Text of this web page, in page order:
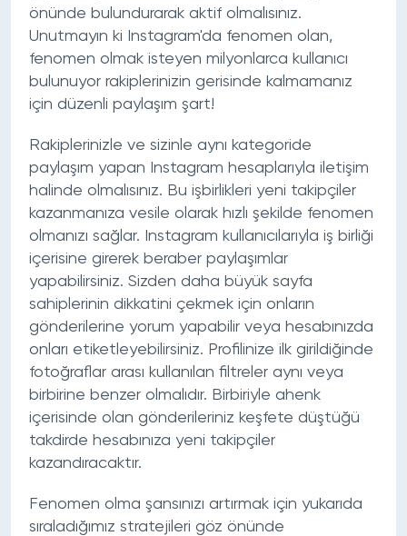
önünde bulundurarak aktif olmalısınız.
Unutmayın ki Instagram'da fenomen olan,
fenomen olmak isteyen milyonlarca kullanıcı
bulunuyor rakiplerinizin gerisinde kalmamanız
için düzenli paylaşım şart!
Rakiplerinizle ve sizinle aynı kategoride
paylaşım yapan Instagram hesaplarıyla iletişim
halinde olmalısınız. Bu işbirlikleri yeni takipçiler
kazanmanıza vesile olarak hızlı şekilde fenomen
olmanızı sağlar. Instagram kullanıcılarıyla iş birliği
içerisine girerek beraber paylaşımlar
yapabilirsiniz. Sizden daha büyük sayfa
sahiplerinin dikkatini çekmek için onların
gönderilerine yorum yapabilir veya hesabınızda
onları etiketleyebilirsiniz. Profilinize ilk girildiğinde
fotoğraflar arası kullanılan filtreler aynı veya
birbirine benzer olmalıdır. Birbiriyle ahenk
içerisinde olan gönderileriniz keşfete düştüğü
takdirde hesabınıza yeni takipçiler
kazandıracaktır.
Fenomen olma şansınızı artırmak için yukarıda
sıraladığımız stratejileri göz önünde